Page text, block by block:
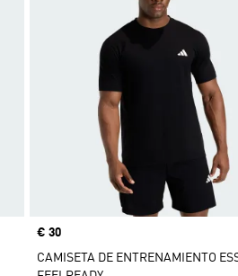
Precio
€ 30
CAMISETA DE ENTRENAMIENTO